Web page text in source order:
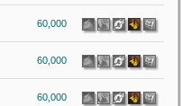
60,000
60,000
60,000